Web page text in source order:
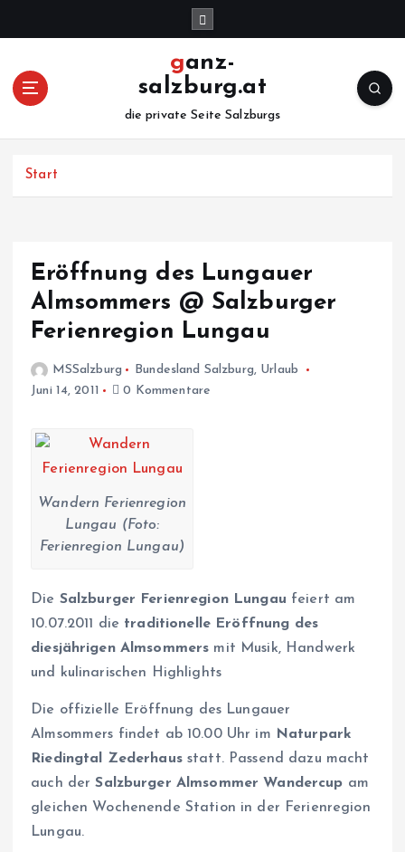
ganz-
salzburg.at
die private Seite Salzburgs
Start
Eröffnung des Lungauer
Almsommers @ Salzburger
Ferienregion Lungau
MSSalzburg Bundesland Salzburg, Urlaub
Juni 14, 2011
0 Kommentare
Wandern Ferienregion
Lungau (Foto:
Ferienregion Lungau)
Die Salzburger Ferienregion Lungau feiert am
10.07.2011 die traditionelle Eröffnung des
diesjährigen Almsommers mit Musik, Handwerk
und kulinarischen Highlights
Die offizielle Eröffnung des Lungauer
Almsommers findet ab 10.00 Uhr im
Naturpark
Riedingtal Zederhausstatt. Passend dazu macht
auch derSalzburger Almsommer Wandercup am
gleichen Wochenende Station in der Ferienregion
Lungau.